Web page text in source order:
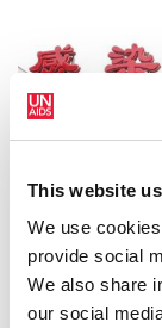
This website
We use
provide social
We also share
our social